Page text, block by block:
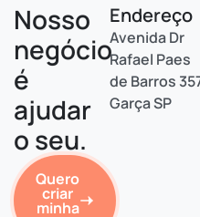
Nosso
negócio
é
ajudar
o seu.
Quero
criar
minha
Endereço
Avenida Dr
Rafael Paes
de Barros
Garça SP